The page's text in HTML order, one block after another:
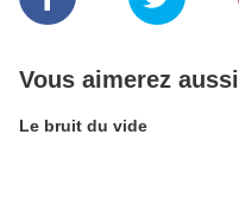
Vous aimerez aussi
Le bruit du vide